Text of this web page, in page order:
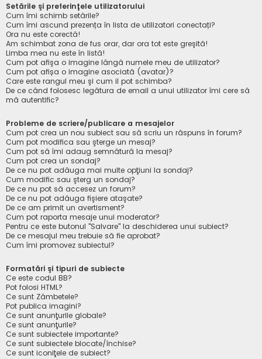
Setările şi preferinţele utilizatorului
Cum îmi schimb setările?
Cum îmi ascund prezența în lista de utilizatori conectați?
Ora nu este corectă!
Am schimbat zona de fus orar, dar ora tot este greşită!
Limba mea nu este în listă!
Cum pot afişa o imagine lângă numele meu de utilizator?
Cum pot afișa o imagine asociată (avatar)?
Care este rangul meu şi cum il pot schimba?
De ce când folosesc legătura de email a unui utilizator îmi cere să
mă autentific?
Probleme de scriere/publicare a mesajelor
Cum pot crea un nou subiect sau să scriu un răspuns în forum?
Cum pot modifica sau şterge un mesaj?
Cum pot să îmi adaug semnătură la mesaj?
Cum pot crea un sondaj?
De ce nu pot adăuga mai multe opţiuni la sondaj?
Cum modific sau şterg un sondaj?
De ce nu pot să accesez un forum?
De ce nu pot adăuga fişiere ataşate?
De ce am primit un avertisment?
Cum pot raporta mesaje unui moderator?
Pentru ce este butonul "Salvare" la deschiderea unui subiect?
De ce mesajul meu trebuie să fie aprobat?
Cum îmi promovez subiectul?
Formatări şi tipuri de subiecte
Ce este codul BB?
Pot folosi HTML?
Ce sunt Zâmbetele?
Pot publica imagini?
Ce sunt anunţurile globale?
Ce sunt anunţurile?
Ce sunt subiectele importante?
Ce sunt subiectele blocate/închise?
Ce sunt iconiţele de subiect?